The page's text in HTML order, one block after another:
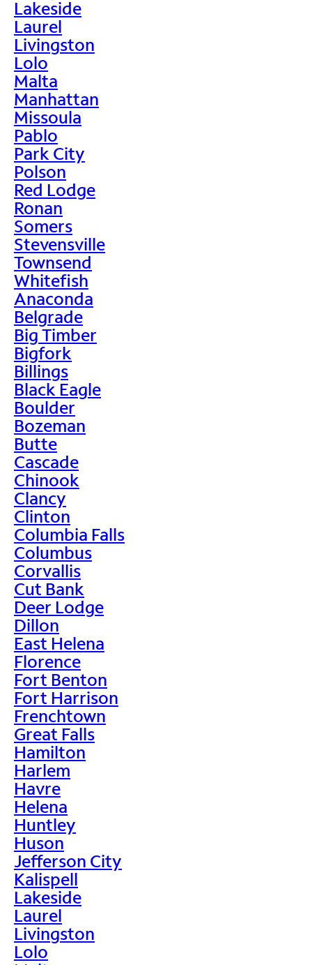
Lakeside
Laurel
Livingston
Lolo
Malta
Manhattan
Missoula
Pablo
Park City
Polson
Red Lodge
Ronan
Somers
Stevensville
Townsend
Whitefish
Anaconda
Belgrade
Big Timber
Bigfork
Billings
Black Eagle
Boulder
Bozeman
Butte
Cascade
Chinook
Clancy
Clinton
Columbia Falls
Columbus
Corvallis
Cut Bank
Deer Lodge
Dillon
East Helena
Florence
Fort Benton
Fort Harrison
Frenchtown
Great Falls
Hamilton
Harlem
Havre
Helena
Huntley
Huson
Jefferson City
Kalispell
Lakeside
Laurel
Livingston
Lolo